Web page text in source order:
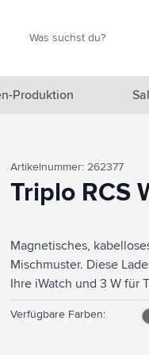
anzeigen
anzeigen
& Reisen anzeigen
Wohnen anzeigen
anzeigen
Produktion
Artikelnummer: 262377
Triplo RCS
Magnetisches,
Mischmuster. Diese
Ihre iWatch und 3 W für
Schnellladegerät ist mit
diese Dockingstation
Verfügbare Farben: